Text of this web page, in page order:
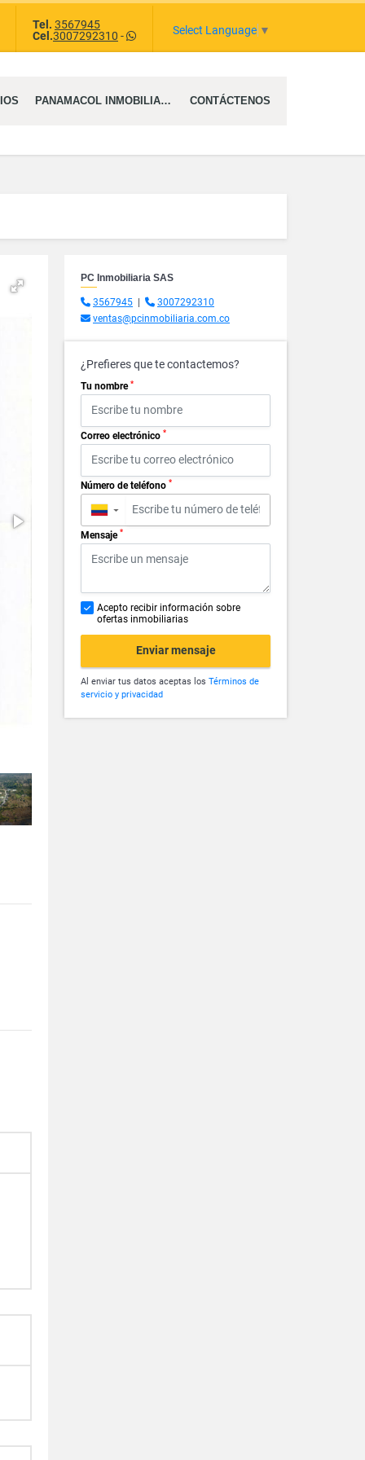
Tel. 3567945
Cel.3007292310 - Select Language ▼
PANAMACOL INMOBILIARIA SAS CONTÁCTENOS
PC Inmobiliaria SAS
3567945
3007292310
ventas@pcinmobiliaria.com.co
¿Prefieres que te contactemos?
Tu nombre *
Correo electrónico *
Número de teléfono *
▼
Mensaje *
Acepto recibir información sobre
ofertas inmobiliarias
Enviar mensaje
Al enviar tus datos aceptas los Términos de
servicio y privacidad